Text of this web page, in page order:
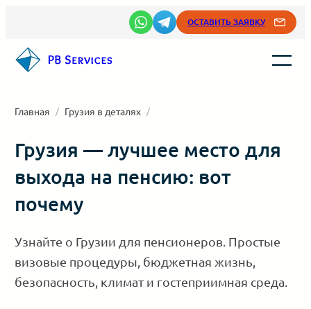
содержимому
ОСТАВИТЬ ЗАЯВКУ
Главная / Грузия в деталях /
Грузия — лучшее место для
выхода на пенсию: вот
почему
Узнайте о Грузии для пенсионеров. Простые
визовые процедуры, бюджетная жизнь,
безопасность, климат и гостеприимная среда.